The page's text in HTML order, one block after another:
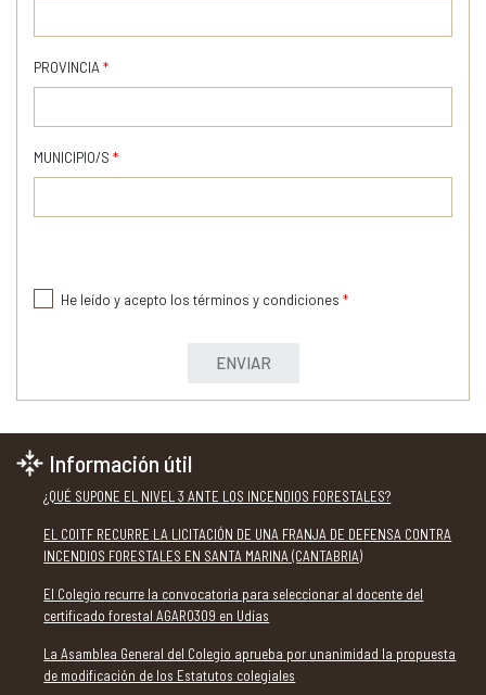
PROVINCIA *
MUNICIPIO/S *
He leído y acepto los términos y condiciones *
ENVIAR
Información útil
¿QUÉ SUPONE EL NIVEL 3 ANTE LOS INCENDIOS FORESTALES?
EL COITF RECURRE LA LICITACIÓN DE UNA FRANJA DE DEFENSA CONTRA
INCENDIOS FORESTALES EN SANTA MARINA (CANTABRIA)
El Colegio recurre la convocatoria para seleccionar al docente del
certificado forestal AGAR0309 en Udías
La Asamblea General del Colegio aprueba por unanimidad la propuesta
de modificación de los Estatutos colegiales